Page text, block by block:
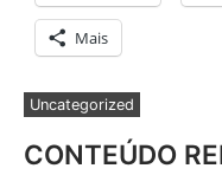
Mais
Uncategorized
CONTEÚDO